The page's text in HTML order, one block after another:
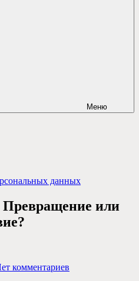
Меню
данных
или
комментариев